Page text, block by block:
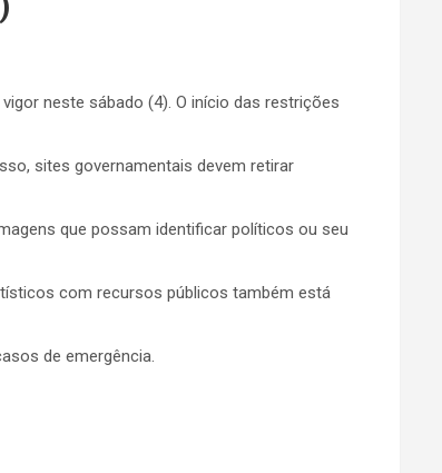
neste sábado (4). O início das restrições
sites governamentais devem retirar
que possam identificar políticos ou seu
com recursos públicos também está
de emergência.